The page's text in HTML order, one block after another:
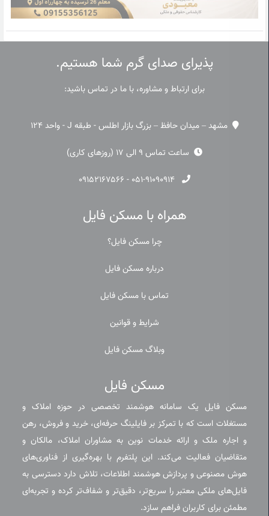
پذیرای صدای گرم شما هستیم.
برای ارتباط و مشاوره، با ما در تماس باشید:
مشهد – میدان حافظ – بزرگ بازار اطلس - طبقه J - واحد 124
ساعت تماس 9 الی 17 (روزهای کاری)
۰۵۱-۹۱۰۹۰۹۱۴ - ۰۹۱۵۲۱۶۷۵۶۶
همراه با مسکن فایل
چرا مسکن فایل؟
درباره مسکن فایل
تماس با مسکن فایل
شرایط و قوانین
وبلاگ مسکن فایل
مسکن فایل
مسکن فایل یک سامانه هوشمند تخصصی در حوزه املاک و
مستغلات است که با تمرکز بر فایلینگ حرفه‌ای، خرید و فروش، رهن
و اجاره ملک و ارائه خدمات نوین به مشاوران املاک، مالکان و
متقاضیان فعالیت می‌کند. این پلتفرم با بهره‌گیری از فناوری‌های
هوش مصنوعی و پردازش هوشمند اطلاعات، تلاش دارد دسترسی به
فایل‌های ملکی معتبر را سریع‌تر، دقیق‌تر و شفاف‌تر کرده و تجربه‌ای
مطمئن برای کاربران فراهم سازد.